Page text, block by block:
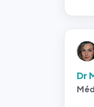
Dr